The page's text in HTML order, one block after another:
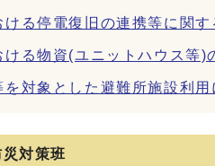
ける停電復旧の連携等に関
ける物資(ユニットハウス等
を対象とした避難所施設利
対策班